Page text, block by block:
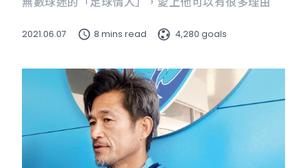
2021.06.07 8 mins read 4,280 goals